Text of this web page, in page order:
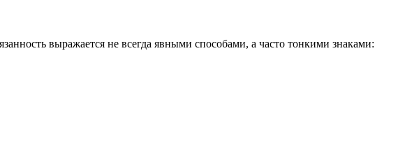
выражается не всегда явными способами, а часто тонкими знаками: